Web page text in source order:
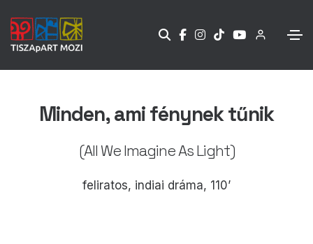
Minden, ami fénynek tűnik
(All We Imagine As Light)
feliratos, indiai dráma, 110’